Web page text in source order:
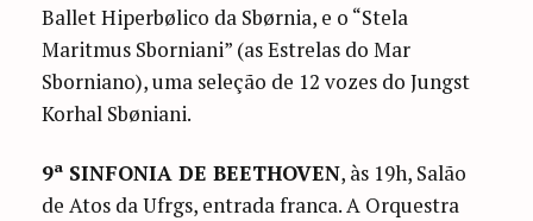
Ballet Hiperbølico da Sbørnia, e o “Stela
Maritmus Sborniani” (as Estrelas do Mar
Sborniano), uma seleção de 12 vozes do Jungst
Korhal Sbøniani.
9ª SINFONIA DE BEETHOVEN, às 19h, Salão
de Atos da Ufrgs, entrada franca. A Orquestra